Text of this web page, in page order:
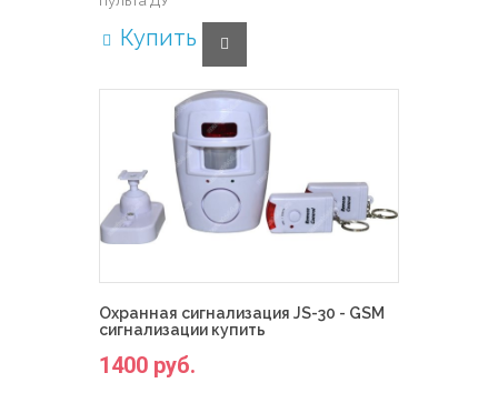
Купить
Охранная сигнализация JS-30 - GSM
сигнализации купить
1400 руб.